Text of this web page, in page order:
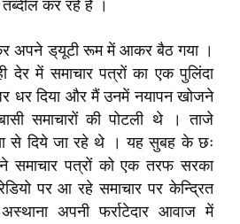
तब्दील कर रहे है ।
अपने ड्‌यूटी रूम में आकर बैठ गया ।
देर में समाचार पत्रों का एक पुलिंदा
धर दिया और मैं उनमें नयापन खोजने
समाचारों की पोटली थे । ताजे
से दिये जा रहे थे । यह सुबह के छः
पत्रों को एक तरफ सरका
पर आ रहे समाचार पर केन्द्रित
अपनी फर्राटेदार आवाज में